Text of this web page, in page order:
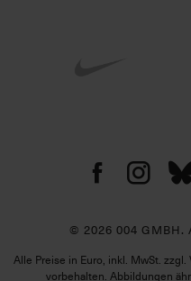
© 2026 004 GMBH.
Alle Preise in Euro, inkl. MwSt.
vorbehalten. Abbildungen